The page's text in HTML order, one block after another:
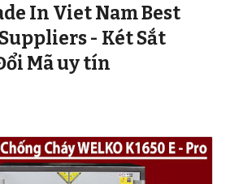
In Viet Nam Best
- Két Sắt
Mã uy tín